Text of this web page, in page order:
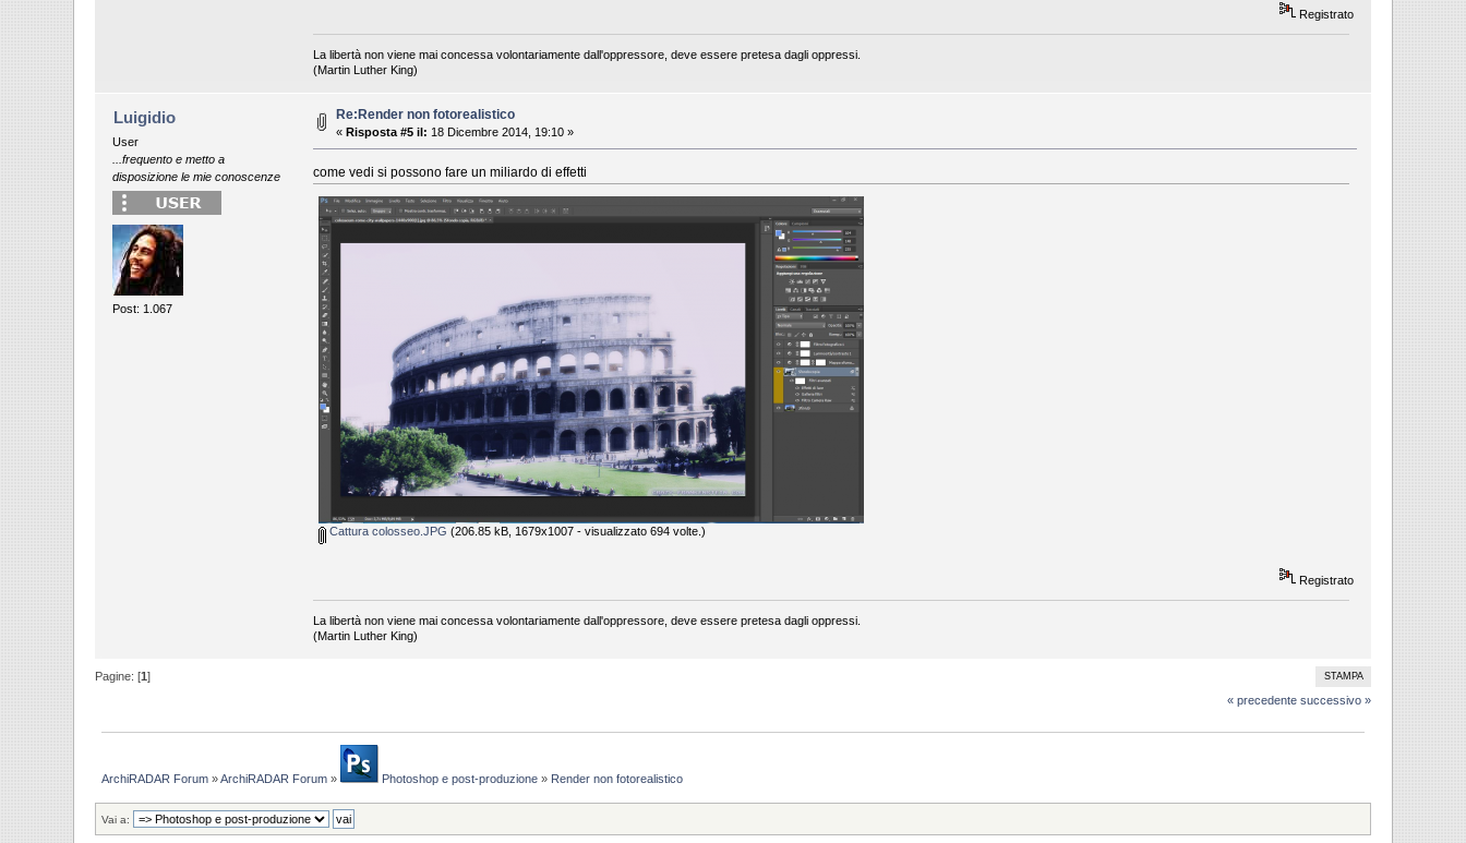
Registrato
La libertà non viene mai concessa volontariamente dall'oppressore, deve essere pretesa dagli oppressi.
(Martin Luther King)
Luigidio
User
...frequento e metto a
disposizione le mie conoscenze
Post: 1.067
Re:Render non fotorealistico
«Risposta #5 il: 18 Dicembre 2014, 19:10 »
come vedi si possono fare un miliardo di effetti
Cattura colosseo.JPG (206.85 kB, 1679x1007 - visualizzato 694 volte.)
Registrato
La libertà non viene mai concessa volontariamente dall'oppressore, deve essere pretesa dagli oppressi.
(Martin Luther King)
STAMPA
Pagine: [1]
« precedente successivo »
ArchiRADAR Forum »ArchiRADAR Forum » Photoshop e post-produzione » Render non fotorealistico
Vai a: